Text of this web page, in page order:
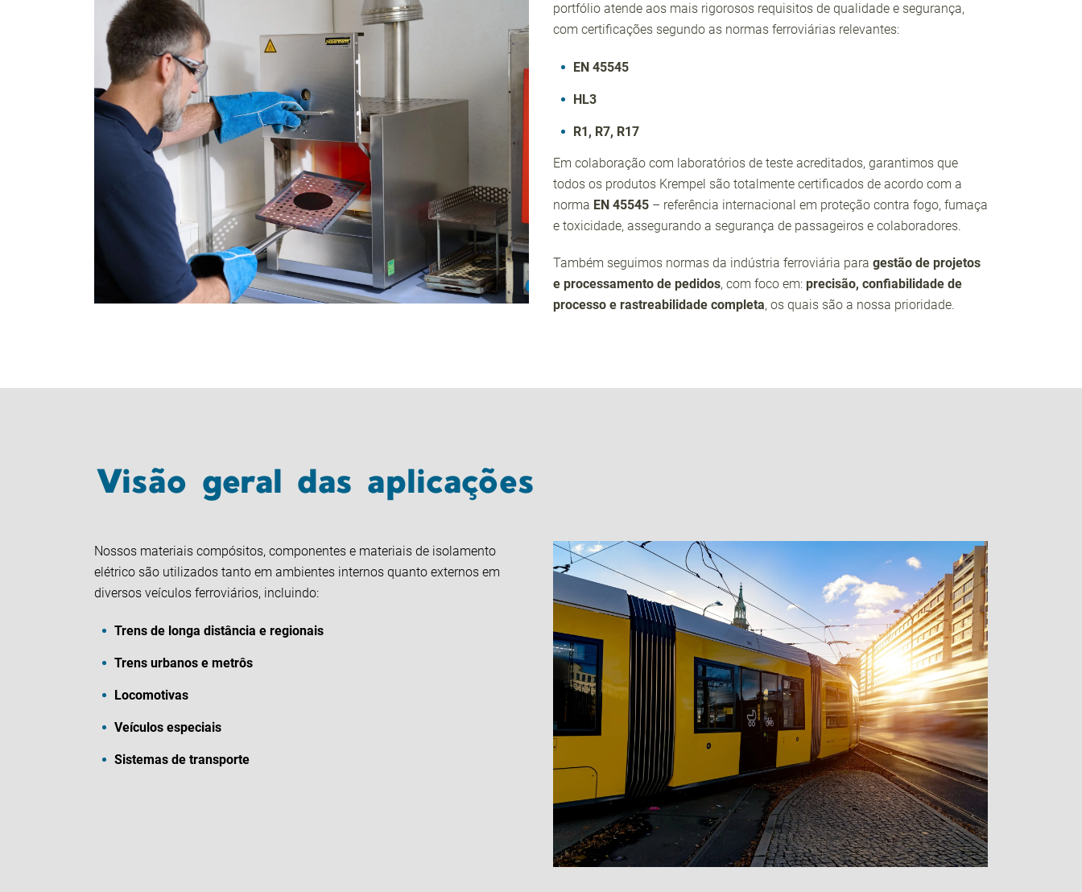
portfólio atende aos mais rigorosos requisitos de qualidade e segurança,
com certificações segundo as normas ferroviárias relevantes:
EN 45545
HL3
R1, R7, R17
Em colaboração com laboratórios de teste acreditados, garantimos que
todos os produtos Krempel são totalmente certificados de acordo com a
norma EN 45545 – referência internacional em proteção contra fogo, fumaça
e toxicidade, assegurando a segurança de passageiros e colaboradores.
Também seguimos normas da indústria ferroviária para gestão de projetos
e processamento de pedidos, com foco em: precisão, confiabilidade de
processo e rastreabilidade completa, os quais são a nossa prioridade.
Visão geral das aplicações
Nossos materiais compósitos, componentes e materiais de isolamento
elétrico são utilizados tanto em ambientes internos quanto externos em
diversos veículos ferroviários, incluindo:
Trens de longa distância e regionais
Trens urbanos e metrôs
Locomotivas
Veículos especiais
Sistemas de transporte